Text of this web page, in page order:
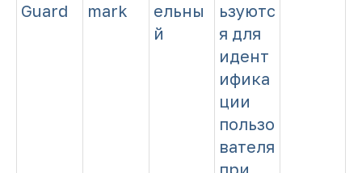
Guard
mark
ельны
й
ьзуютс
я для
идент
ифика
ции
пользо
вателя
при